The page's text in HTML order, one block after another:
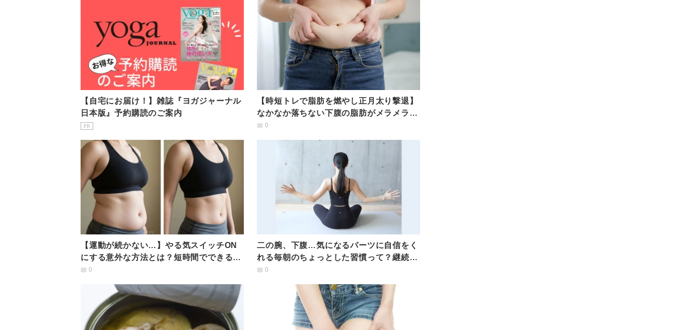
【自宅にお届け！】雑誌『ヨガジャーナル
日本版』予約購読のご案内
PR
【時短トレで脂肪を燃やし正月太り撃退】
なかなか落ちない下腹の脂肪がメラメラ燃
える！
0
【運動が続かない…】やる気スイッチON
にする意外な方法とは？短時間でできる！
全身引き締めエクサ
0
二の腕、下腹…気になるパーツに自信をく
れる毎朝のちょっとした習慣って？継続で
きる朝の時短エクサ
0